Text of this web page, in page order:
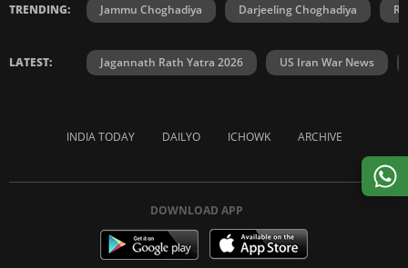
TRENDING: Jammu Choghadiya Darjeeling Choghadiya
LATEST: Jagannath Rath Yatra 2026 US Iran War News
INDIA TODAY DAILYO ICHOWK ARCHIVE
DOWNLOAD APP